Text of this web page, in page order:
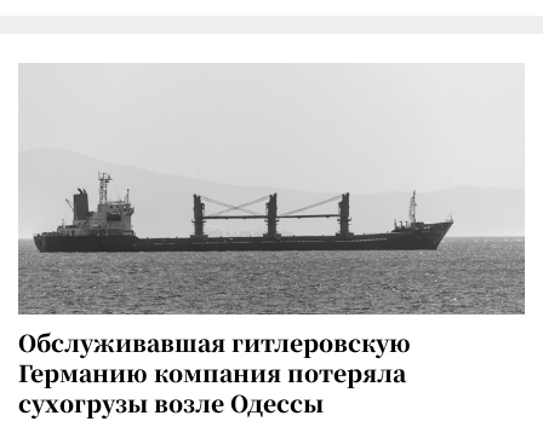
Обслуживавшая гитлеровскую
Германию компания потеряла
сухогрузы возле Одессы